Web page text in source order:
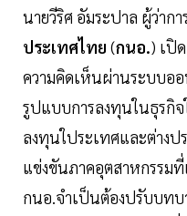
นายวีริศ อัมระปาล ผู้ว่ากา
ประเทศไทย (กนอ.) เปิ
ความคิดเห็นผ่านระบบอ
รูปแบบการลงทุนในธุรกิ
ลงทุนใประเทศและต่างป
แข่งขันภาคอุตสาหกรรม
กนอ.จำเป็นต้องปรับบท